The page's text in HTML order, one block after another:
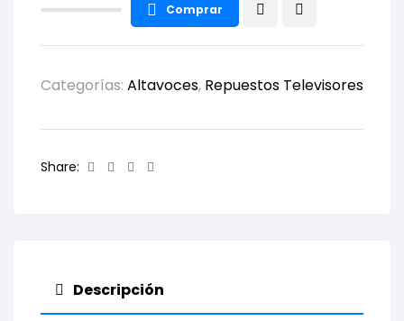
Comprar
Categorías: Altavoces, Repuestos Televisores
Share: Facebook
TwitterLinkedin
Descripción